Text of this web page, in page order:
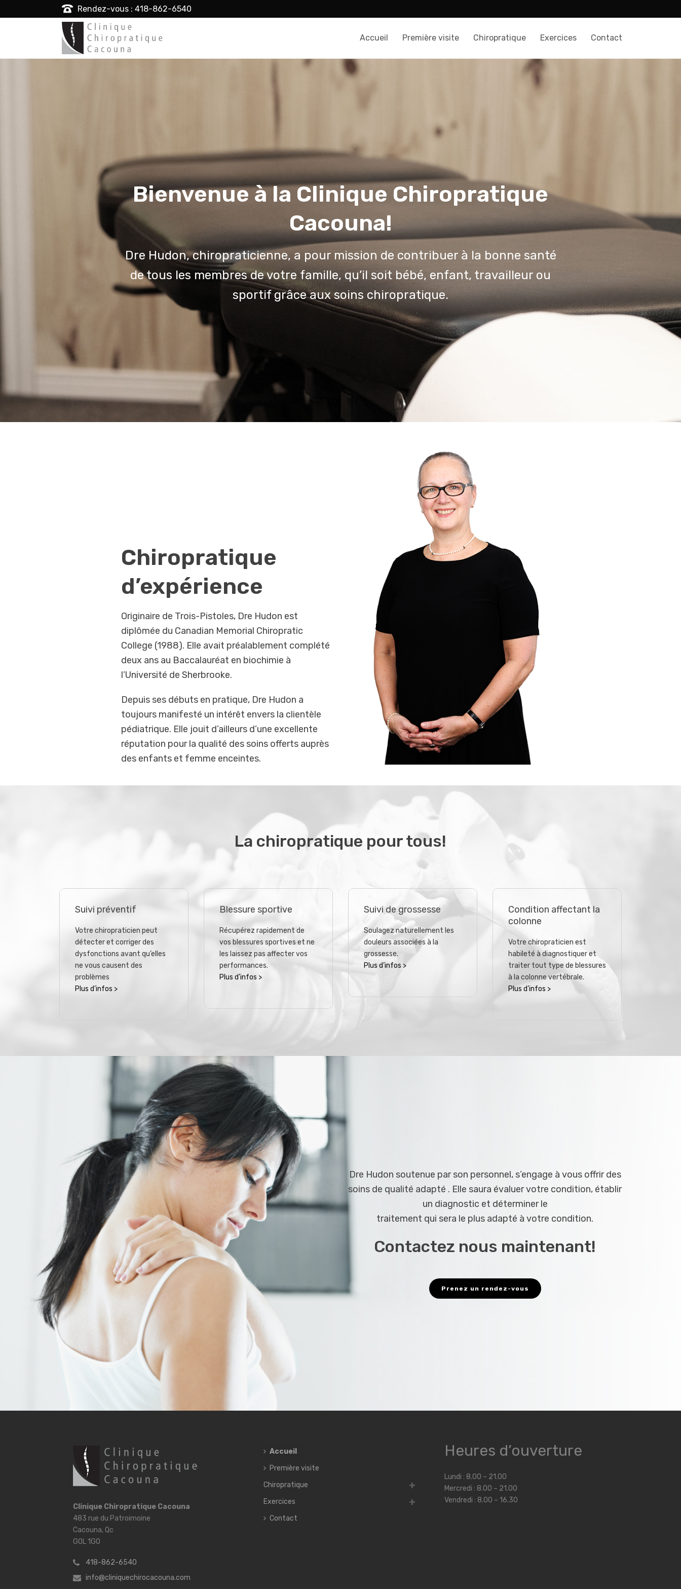
Rendez-vous : 418-862-6540
Accueil Première visite Chiropratique Exercices Contact
Bienvenue à la Clinique Chiropratique
Cacouna!
Dre Hudon, chiropraticienne, a pour mission de contribuer à la bonne santé
de tous les membres de votre famille, qu’il soit bébé, enfant, travailleur ou
sportif grâce aux soins chiropratique.
Chiropratique
d’expérience
Originaire de Trois-Pistoles, Dre Hudon est
diplômée du Canadian Memorial Chiropratic
College (1988). Elle avait préalablement complété
deux ans au Baccalauréat en biochimie à
l’Université de Sherbrooke.
Depuis ses débuts en pratique, Dre Hudon a
toujours manifesté un intérêt envers la clientèle
pédiatrique. Elle jouit d’ailleurs d’une excellente
réputation pour la qualité des soins offerts auprès
des enfants et femme enceintes.
La chiropratique pour tous!
Suivi préventif
Votre chiropraticien peut
détecter et corriger des
dysfonctions avant qu’elles
ne vous causent des
problèmes
Plus d’infos >
Blessure sportive
Récupérez rapidement de
vos blessures sportives et ne
les laissez pas affecter vos
performances.
Plus d’infos >
Suivi de grossesse
Soulagez naturellement les
douleurs associées à la
grossesse.
Plus d’infos >
Condition affectant la
colonne
Votre chiropraticien est
habileté à diagnostiquer et
traiter tout type de blessures
à la colonne vertébrale.
Plus d’infos >
Dre Hudon soutenue par son personnel, s’engage à vous offrir des
soins de qualité adapté . Elle saura évaluer votre condition, établir
un diagnostic et déterminer le
traitement qui sera le plus adapté à votre condition.
Contactez nous maintenant!
Prenez un rendez-vous
Clinique Chiropratique Cacouna
483 rue du Patroimoine
Cacouna, Qc
G0L 1G0
418-862-6540
info@cliniquechirocacouna.com
Accueil
Première visite
Chiropratique
Exercices
Contact
Heures d’ouverture
Lundi : 8.00 – 21.00
Mercredi : 8.00 – 21.00
Vendredi : 8.00 – 16.30